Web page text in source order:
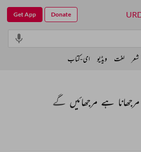
ہے مرجھائیں گے
Get App Donate
شعر لغت ویڈیو ای-کتاب